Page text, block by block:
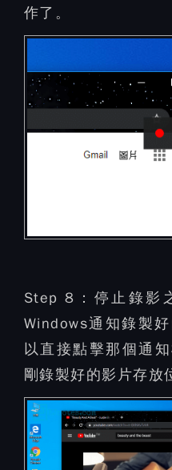
作了。
Step 8： 停止錄影
Windows通知錄製
以直接點擊那個通
剛錄製好的影片存放